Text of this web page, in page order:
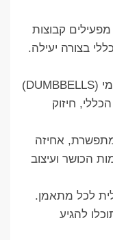
קבוצות
בצורה יעילה.
משקולת יד משושה שחור עם ציפוי גומי (DUMBBELLS)
חיזוק
מתפשרת, אחיזה
הכושר ועיצוב
לכל מתאמן.
להגיע